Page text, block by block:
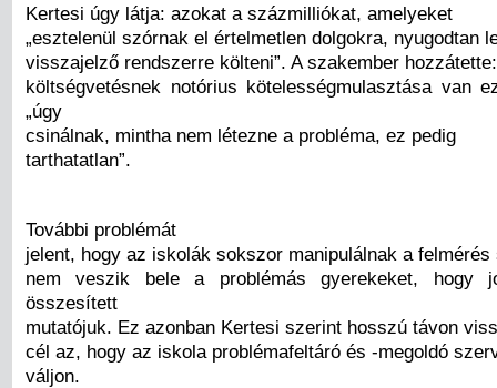
Kertesi úgy látja: azokat a százmilliókat, amelyeket
„esztelenül szórnak el értelmetlen dolgokra, nyugodtan
visszajelző rendszerre költeni”. A szakember
költségvetésnek notórius kötelességmulasztása van
„úgy
csinálnak, mintha nem létezne a probléma, ez pedig
tarthatatlan”.
További problémát
jelent, hogy az iskolák sokszor manipulálnak a
nem veszik bele a problémás gyerekeket, hogy
összesített
mutatójuk. Ez azonban Kertesi szerint hosszú távon
cél az, hogy az iskola problémafeltáró és -megoldó
váljon.